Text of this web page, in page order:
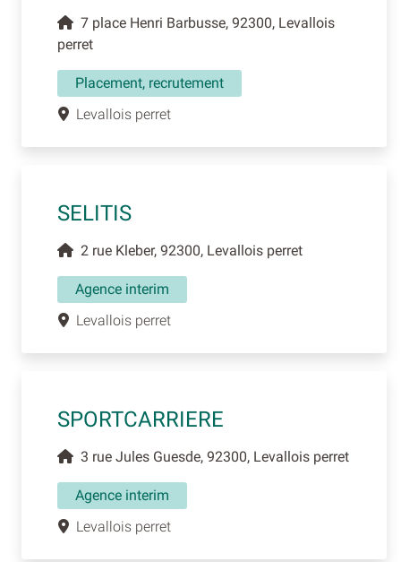
7 place Henri Barbusse, 92300, Levallois
perret
Placement, recrutement
Levallois perret
SELITIS
2 rue Kleber, 92300, Levallois perret
Agence interim
Levallois perret
SPORTCARRIERE
3 rue Jules Guesde, 92300, Levallois perret
Agence interim
Levallois perret